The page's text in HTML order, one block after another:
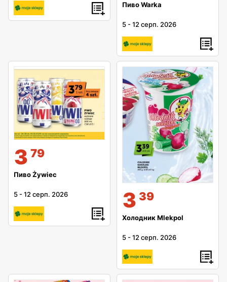
Пиво Warka
5 -12 серп. 2026
3 79
Пиво Żywiec
5 -12 серп. 2026 3 39
Холодник Mlekpol
5 -12 серп. 2026